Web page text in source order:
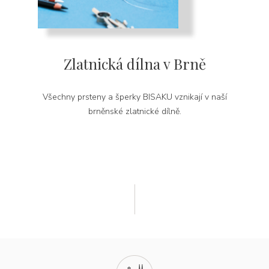
Zlatnická dílna v Brně
Všechny prsteny a šperky BISAKU vznikají v naší
brněnské zlatnické dílně.